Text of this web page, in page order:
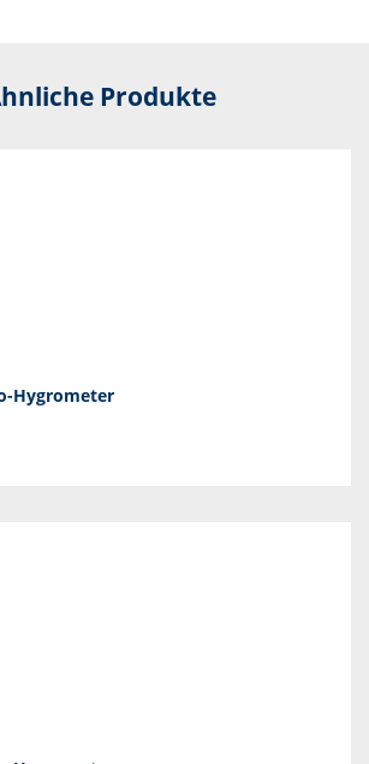
Produkte
Hygrometer